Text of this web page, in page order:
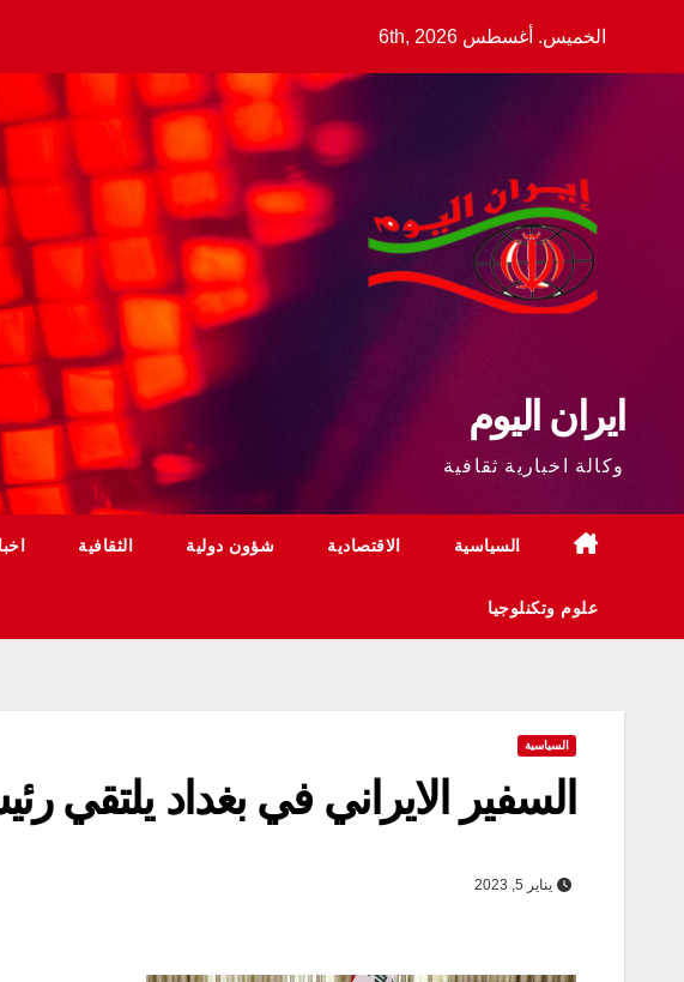
الخميس. أغسطس 6th, 2026
ايران اليوم
وكالة اخبارية ثقافية
السياسية الاقتصادية شؤون دولية الثقافية
علوم وتكنلوجيا
السياسية
السفير الايراني في بغداد يلتقي
يناير 5, 2023